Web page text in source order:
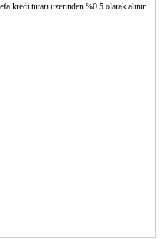
kredi tutarı üzerinden %0.5 olarak alınır.